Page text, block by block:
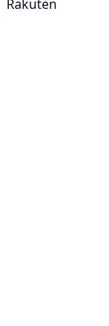
Rakuten